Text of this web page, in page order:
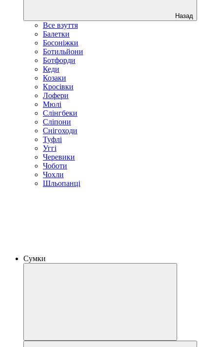
Назад
Все взуття
Балетки
Босоніжки
Ботильйони
Ботфорди
Кеди
Козаки
Кросівки
Лофери
Мюлі
Слінгбеки
Сліпони
Снігоходи
Туфлі
Уггі
Черевики
Чоботи
Чохли
Шльопанці
Сумки